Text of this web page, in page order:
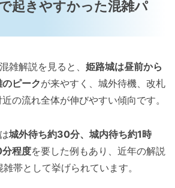
起きやすかった混雑パ
雑解説を見ると、 姫路城は昼前から
ピークが来やすく、城外待機、改札
の流れ全体が伸びやすい傾向です。
城外待ち約30分、城内待ち約1時
程度を要した例もあり、近年の解説
帯として挙げられています。